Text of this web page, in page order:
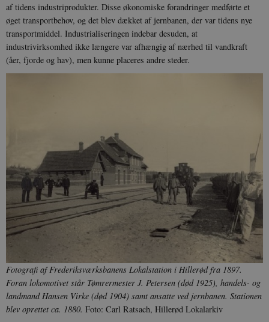
af tidens industriprodukter. Disse økonomiske forandringer medførte et
øget transportbehov, og det blev dækket af jernbanen, der var tidens nye
transportmiddel. Industrialiseringen indebar desuden, at
industrivirksomhed ikke længere var afhængig af nærhed til vandkraft
(åer, fjorde og hav), men kunne placeres andre steder.
Fotografi af Frederiksværksbanens Lokalstation i Hillerød fra 1897.
Foran lokomotivet står Tømrermester J. Petersen (død 1925), handels- og
landmand Hansen Virke (død 1904) samt ansatte ved jernbanen. Stationen
blev oprettet ca. 1880. Foto: Carl Ratsach, Hillerød Lokalarkiv